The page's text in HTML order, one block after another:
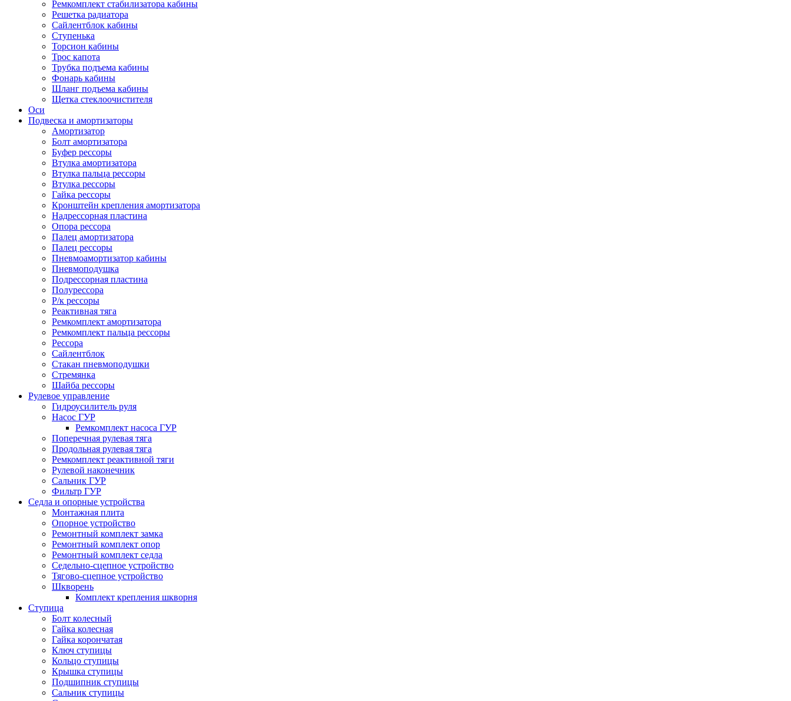
Ремкомплект стабилизатора кабины
Решетка радиатора
Сайлентблок кабины
Ступенька
Торсион кабины
Трос капота
Трубка подъема кабины
Фонарь кабины
Шланг подъема кабины
Щетка стеклоочистителя
Оси
Подвеска и амортизаторы
Амортизатор
Болт амортизатора
Буфер рессоры
Втулка амортизатора
Втулка пальца рессоры
Втулка рессоры
Гайка рессоры
Кронштейн крепления амортизатора
Надрессорная пластина
Опора рессора
Палец амортизатора
Палец рессоры
Пневмоамортизатор кабины
Пневмоподушка
Подрессорная пластина
Полурессора
Р/к рессоры
Реактивная тяга
Ремкомплект амортизатора
Ремкомплект пальца рессоры
Рессора
Сайлентблок
Стакан пневмоподушки
Стремянка
Шайба рессоры
Рулевое управление
Гидроусилитель руля
Насос ГУР
Ремкомплект насоса ГУР
Поперечная рулевая тяга
Продольная рулевая тяга
Ремкомплект реактивной тяги
Рулевой наконечник
Сальник ГУР
Фильтр ГУР
Седла и опорные устройства
Монтажная плита
Опорное устройство
Ремонтный комплект замка
Ремонтный комплект опор
Ремонтный комплект седла
Седельно-сцепное устройство
Тягово-сцепное устройство
Шкворень
Комплект крепления шкворня
Ступица
Болт колесный
Гайка колесная
Гайка корончатая
Ключ ступицы
Кольцо ступицы
Крышка ступицы
Подшипник ступицы
Сальник ступицы